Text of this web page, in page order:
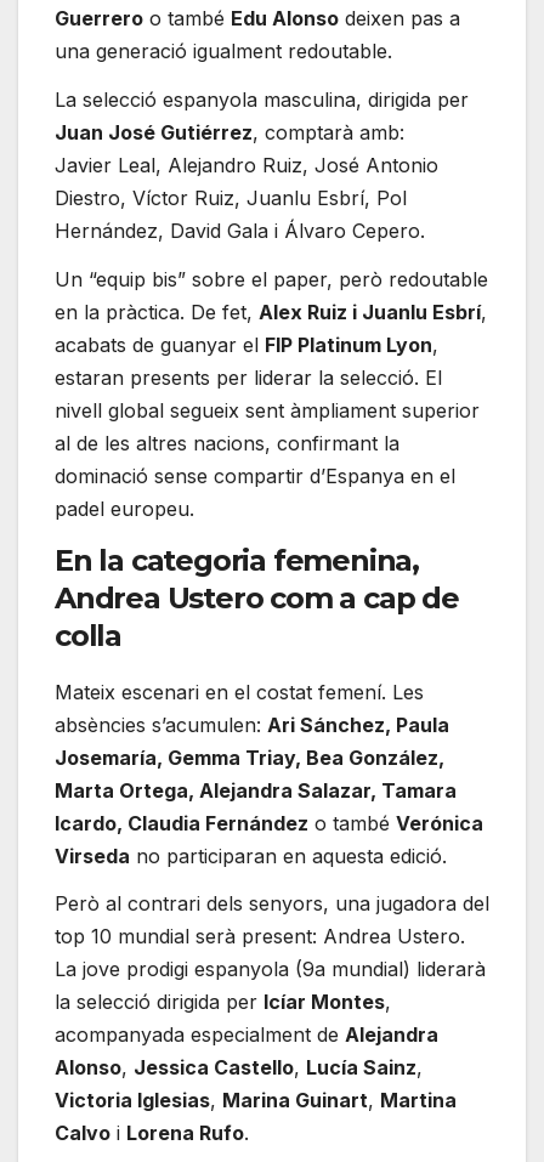
Guerrero o també Edu Alonso deixen pas a
una generació igualment redoutable.
La selecció espanyola masculina, dirigida per
Juan José Gutiérrez, comptarà amb:
Javier Leal, Alejandro Ruiz, José Antonio
Diestro, Víctor Ruiz, Juanlu Esbrí, Pol
Hernández, David Gala i Álvaro Cepero.
Un “equip bis” sobre el paper, però redoutable
en la pràctica. De fet, Alex Ruiz i Juanlu Esbrí,
acabats de guanyar el FIP Platinum Lyon,
estaran presents per liderar la selecció. El
nivell global segueix sent àmpliament superior
al de les altres nacions, confirmant la
dominació sense compartir d’Espanya en el
padel europeu.
En la categoria femenina,
Andrea Ustero com a cap de
colla
Mateix escenari en el costat femení. Les
absències s’acumulen: Ari Sánchez, Paula
Josemaría, Gemma Triay, Bea González,
Marta Ortega, Alejandra Salazar, Tamara
Icardo, Claudia Fernández o també Verónica
Virseda no participaran en aquesta edició.
Però al contrari dels senyors, una jugadora del
top 10 mundial serà present: Andrea Ustero.
La jove prodigi espanyola (9a mundial) liderarà
la selecció dirigida per Icíar Montes,
acompanyada especialment de Alejandra
Alonso, Jessica Castello, Lucía Sainz,
Victoria Iglesias, Marina Guinart, Martina
Calvo i Lorena Rufo.